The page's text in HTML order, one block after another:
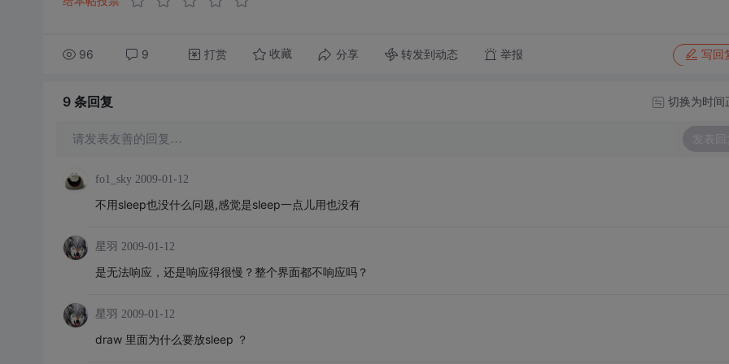
96 9 打赏 收藏 分享 转发到动态 举报 写回
9 条回复 切换为时间
请发表友善的回复… 发表回
fo1_sky 2009-01-12
不用sleep也没什么问题,感觉是sleep一点儿用也没有
星羽 2009-01-12
是无法响应，还是响应得很慢？整个界面都不响应吗？
星羽 2009-01-12
draw 里面为什么要放sleep ？